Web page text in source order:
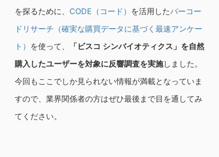
を探るために、 CODE（コード） を活用したバーコー
ドリサーチ（確実な購買データに基づく最速アンケー
ト） を使って、
「ビスコ シンバイオティクス」を自然
購入したユーザーを対象に反響調査を実施しました。
今回もここでしか見られない情報が満載となっていま
すので、業界関係者の方はぜひ最後まで目を通してみ
てください。